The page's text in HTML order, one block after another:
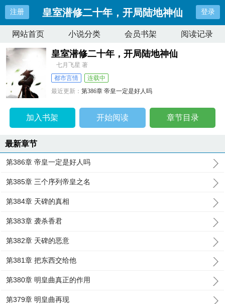
注册 皇室潜修二十年，开局陆地神仙 登录
网站首页 小说分类 会员书架 阅读记录
皇室潜修二十年，开局陆地神仙
七月飞星 著
都市言情
连载中
最近更新：第386章 帝皇一定是好人吗
加入书架 开始阅读 章节目录
最新章节
第386章 帝皇一定是好人吗
第385章 三个序列帝皇之名
第384章 天碑的真相
第383章 袭杀香君
第382章 天碑的恶意
第381章 把东西交给他
第380章 明皇曲真正的作用
第379章 明皇曲再现